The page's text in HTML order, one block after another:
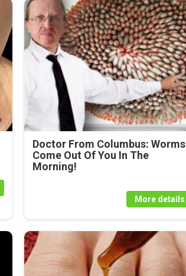
Doctor From Columbus: Worms
Come Out Of You In The
Morning!
More details